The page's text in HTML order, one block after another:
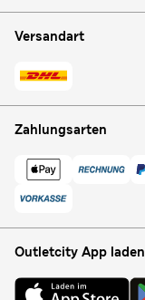
Versandart
Zahlungsarten
Outletcity App laden